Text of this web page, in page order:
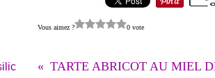
Vous aimez ? 0 vote